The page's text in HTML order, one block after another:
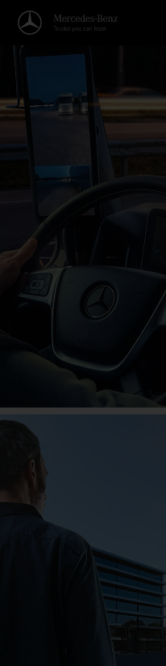
Willkommen
Das große Jubiläum
Jetzt mitfeiern!